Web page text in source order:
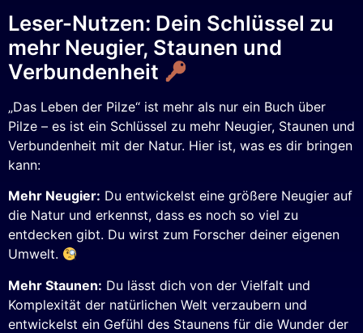
Leser-Nutzen: Dein Schlüssel zu
mehr Neugier, Staunen und
Verbundenheit
„Das Leben der Pilze“ ist mehr als nur ein Buch über
Pilze – es ist ein Schlüssel zu mehr Neugier, Staunen und
Verbundenheit mit der Natur. Hier ist, was es dir bringen
kann:
Mehr Neugier: Du entwickelst eine größere Neugier auf
die Natur und erkennst, dass es noch so viel zu
entdecken gibt. Du wirst zum Forscher deiner eigenen
Umwelt.
Mehr Staunen: Du lässt dich von der Vielfalt und
Komplexität der natürlichen Welt verzaubern und
entwickelst ein Gefühl des Staunens für die Wunder der